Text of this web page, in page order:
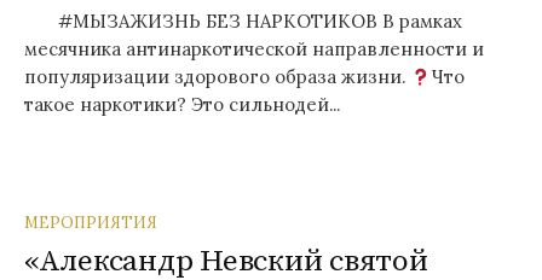
#МЫЗАЖИЗНЬ БЕЗ НАРКОТИКОВ В рамках
месячника антинаркотической направленности и
популяризации здорового образа жизни.
Что
такое наркотики? Это сильнодей...
МЕРОПРИЯТИЯ
«Александр Невский святой